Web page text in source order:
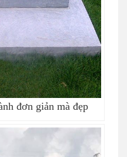
đơn giản mà đẹp